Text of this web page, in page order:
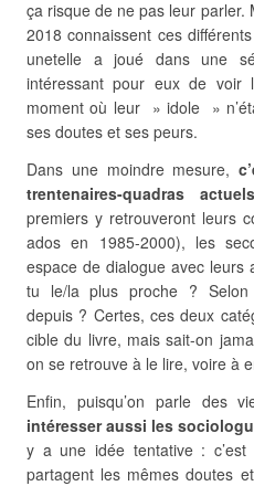
ça risque de ne pas leur parler.
2018 connaissent ces
unetelle a joué dans une
intéressant pour eux de voir
moment où leur » idole »
ses doutes et ses peurs.
Dans une moindre mesure,
trentenaires-quadras
premiers y retrouveront leurs
ados en 1985-2000), les
espace de dialogue avec
tu le/la plus proche ?
depuis ? Certes, ces deux
cible du livre, mais sait-on
on se retrouve à le lire, voire à
Enfin, puisqu’on parle des
intéresser aussi les
y a une idée tentative :
partagent les mêmes doutes